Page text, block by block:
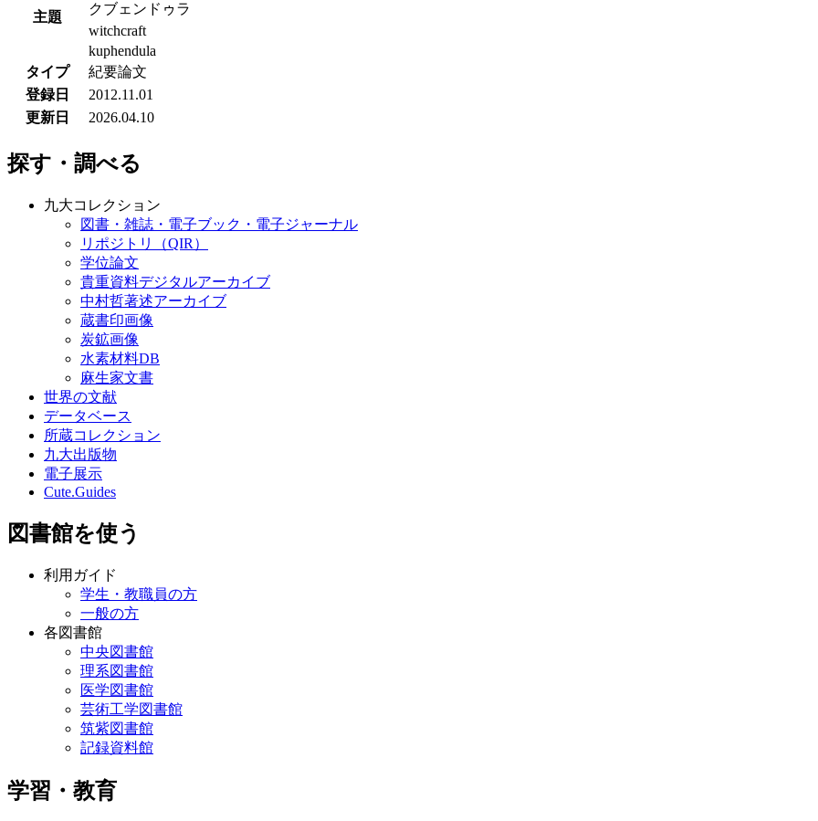
主題
クブェンドゥラ
witchcraft
kuphendula
タイプ
紀要論文
登録日
2012.11.01
更新日
2026.04.10
探す・調べる
九大コレクション
図書・雑誌・電子ブック・電子ジャーナル
リポジトリ（QIR）
学位論文
貴重資料デジタルアーカイブ
中村哲著述アーカイブ
蔵書印画像
炭鉱画像
水素材料DB
麻生家文書
世界の文献
データベース
所蔵コレクション
九大出版物
電子展示
Cute.Guides
図書館を使う
利用ガイド
学生・教職員の方
一般の方
各図書館
中央図書館
理系図書館
医学図書館
芸術工学図書館
筑紫図書館
記録資料館
学習・教育